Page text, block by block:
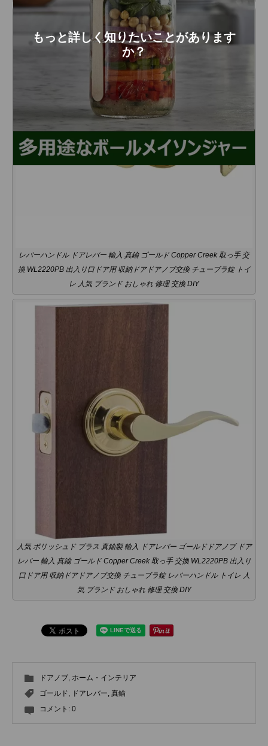
レバーハンドル ドアレバー 輸入 真鍮 ゴールド Copper Creek 取っ手 交
換 WL2220PB 出入り口ドア用 収納ドアドアノブ交換 チューブラ錠 トイ
レ 人気 ブランド おしゃれ 修理 交換 DIY
人気 ポリッシュド ブラス 真鍮製 輸入 ドアレバー ゴールドドアノブ ドア
レバー 輸入 真鍮 ゴールド Copper Creek 取っ手 交換 WL2220PB 出入り
口ドア用 収納ドアドアノブ交換 チューブラ錠 レバーハンドル トイレ 人
気 ブランド おしゃれ 修理 交換 DIY
ドアノブ, ホーム・インテリア
ゴールド, ドアレバー, 真鍮
コメント: 0
もっと詳しく知りたいことがあります
か？